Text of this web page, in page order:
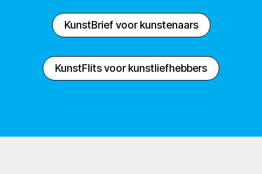
KunstBrief voor kunstenaars
KunstFlits voor kunstliefhebbers